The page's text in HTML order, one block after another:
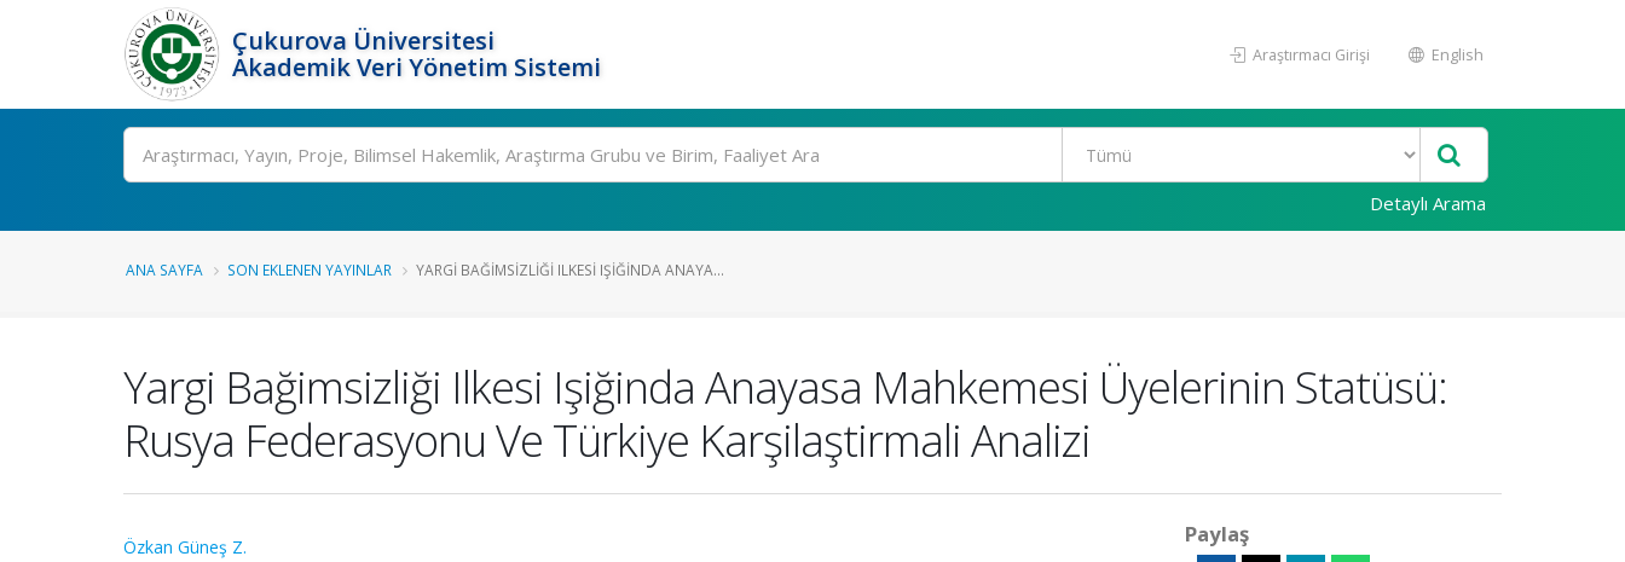
Çukurova Üniversitesi
Akademik Veri Yönetim Sistemi
Araştırmacı Girişi English
Ara
Detaylı Arama
ANA SAYFA SON EKLENEN YAYINLAR YARGI BAĞIMSIZLIĞI ILKESI IŞIĞINDA ANAYA...
Yargi Bağimsizliği Ilkesi Işiğinda Anayasa Mahkemesi Üyelerinin Statüsü:
Rusya Federasyonu Ve Türkiye Karşilaştirmali Analizi
Özkan Güneş Z.
Paylaş